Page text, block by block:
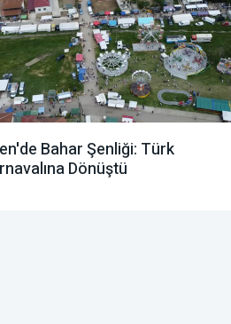
Bahar Şenliği: Türk
Dönüştü